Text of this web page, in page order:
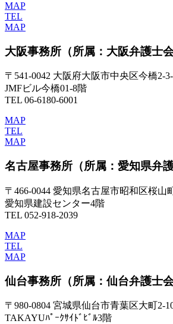
MAP
TEL
MAP
大阪事務所 （所属：大阪弁護士会
〒541-0042 大阪府大阪市中央区今橋2-
JMFビル今橋01-8階
TEL 06-6180-6001
MAP
TEL
MAP
名古屋事務所 （所属：愛知県弁
〒466-0044 愛知県名古屋市昭和区桜山
愛知県建設センター4階
TEL 052-918-2039
MAP
TEL
MAP
仙台事務所 （所属：仙台弁護士会
〒980-0804 宮城県仙台市青葉区大町2-
TAKAYUﾊﾟｰｸｻｲﾄﾞﾋﾞﾙ3階